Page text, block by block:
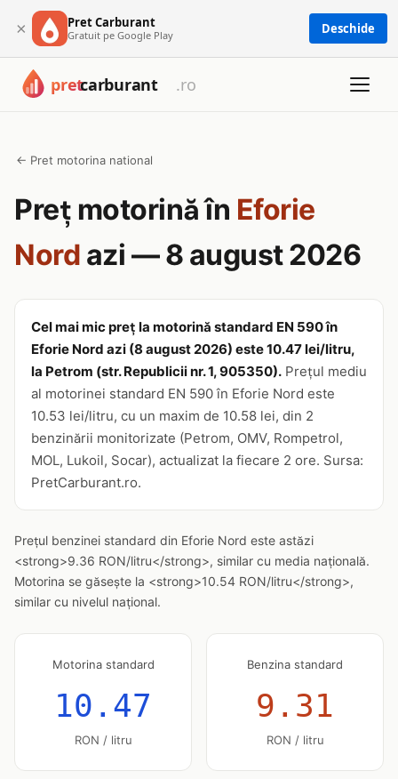
× Pret Carburant
Gratuit pe Google Play Deschide
← Pret motorina national
Preț motorină în Eforie
Nord azi — 8 august 2026
Cel mai mic preț la motorină standard EN 590 în
Eforie Nord azi (8 august 2026) este 10.47 lei/litru,
la Petrom (str. Republicii nr. 1, 905350). Prețul mediu
al motorinei standard EN 590 în Eforie Nord este
10.53 lei/litru, cu un maxim de 10.58 lei, din 2
benzinării monitorizate (Petrom, OMV, Rompetrol,
MOL, Lukoil, Socar), actualizat la fiecare 2 ore. Sursa:
PretCarburant.ro.
Prețul benzinei standard din Eforie Nord este astăzi
<strong>9.36 RON/litru</strong>, similar cu media națională.
Motorina se găsește la <strong>10.54 RON/litru</strong>,
similar cu nivelul național.
Motorina standard
10.47
RON / litru
Benzina standard
9.31
RON / litru